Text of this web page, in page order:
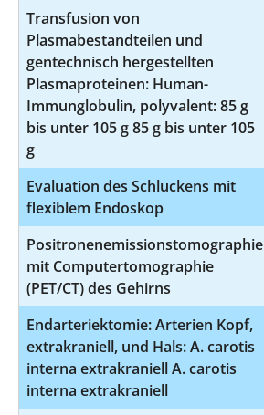
Transfusion von
Plasmabestandteilen und
gentechnisch hergestellten
Plasmaproteinen: Human-
Immunglobulin, polyvalent: 85 g
bis unter 105 g 85 g bis unter 105
g
Evaluation des Schluckens mit
flexiblem Endoskop
Positronenemissionstomographie
mit Computertomographie
(PET/CT) des Gehirns
Endarteriektomie: Arterien Kopf,
extrakraniell, und Hals: A. carotis
interna extrakraniell A. carotis
interna extrakraniell